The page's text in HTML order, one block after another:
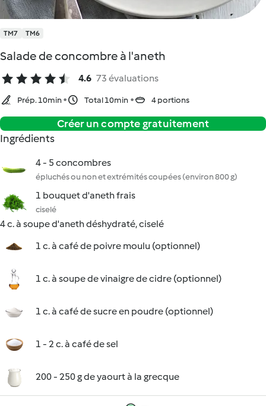
TM7 TM6
Salade de concombre à l'aneth
4.6 73 évaluations
Prép. 10min Total 10min 4 portions
Créer un compte gratuitement
Ingrédients
4 - 5 concombres
épluchés ou non et extrémités coupées (environ 800 g)
1 bouquet d'aneth frais
ciselé
4 c. à soupe d'aneth déshydraté, ciselé
1 c. à café de poivre moulu (optionnel)
1 c. à soupe de vinaigre de cidre (optionnel)
1 c. à café de sucre en poudre (optionnel)
1 - 2 c. à café de sel
200 - 250 g de yaourt à la grecque